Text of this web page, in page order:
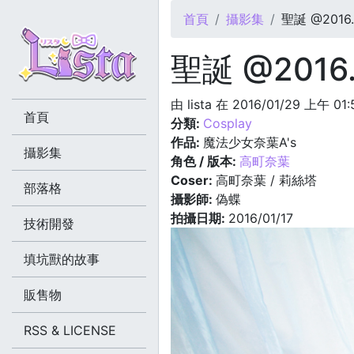
您在這裡
首頁 攝影集 聖誕
聖誕
由 lista 在 2016/01/29 上午
分類: Cosplay
作品: 魔法少女奈葉A's
角色 / 版本: 高町奈葉
Coser: 高町奈葉 / 莉絲塔
攝影師: 偽蝶
拍攝日期: 2016/01/17
首頁
攝影集
部落格
技術開發
填坑獸的故事
販售物
RSS & LICENSE